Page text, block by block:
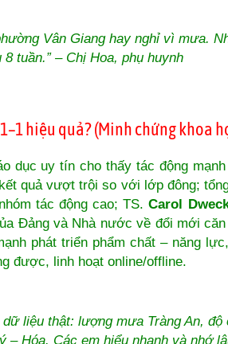
Vân Giang hay nghỉ vì mưa.
tuần.” – Chị Hoa, phụ huynh
hiệu quả? (Minh chứng khoa
dục uy tín cho thấy tác động
quả vượt trội so với lớp đông;
tác động cao; TS.Carol
Đảng và Nhà nước về đổi mới
phát triển phẩm chất – năng
được, linh hoạt online/offline.
dữ liệu thật: lượng mưa Tràng An,
– Hóa. Các em hiểu nhanh và nhớ